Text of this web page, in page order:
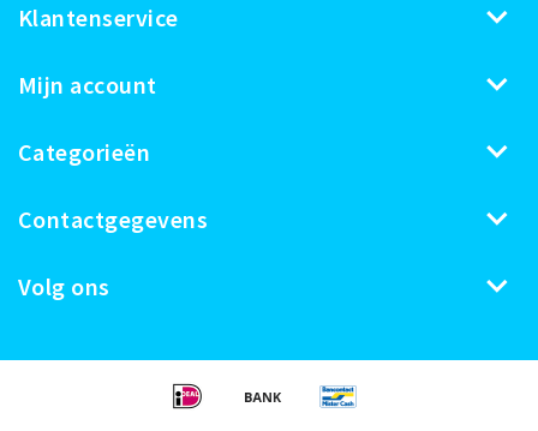
Klantenservice
Mijn account
Categorieën
Contactgegevens
Volg ons